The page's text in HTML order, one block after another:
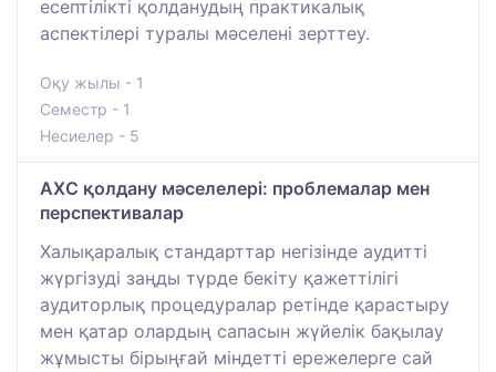
есептілікті қолданудың практикалық
аспектілері туралы мәселені зерттеу.
Оқу жылы - 1
Семестр - 1
Несиелер - 5
АХС қолдану мәселелері: проблемалар мен
перспективалар
Халықаралық стандарттар негізінде аудитті
жүргізуді заңды түрде бекіту қажеттілігі
аудиторлық процедуралар ретінде қарастыру
мен қатар олардың сапасын жүйелік бақылау
жұмысты бірыңғай міндетті ережелерге сай